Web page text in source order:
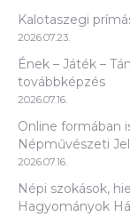
Kalotaszegi
2026.07.23.
Ének – Játék –
továbbképzés
2026.07.16.
Online formában
Népművészeti
2026.07.16.
Népi szokások,
Hagyományok